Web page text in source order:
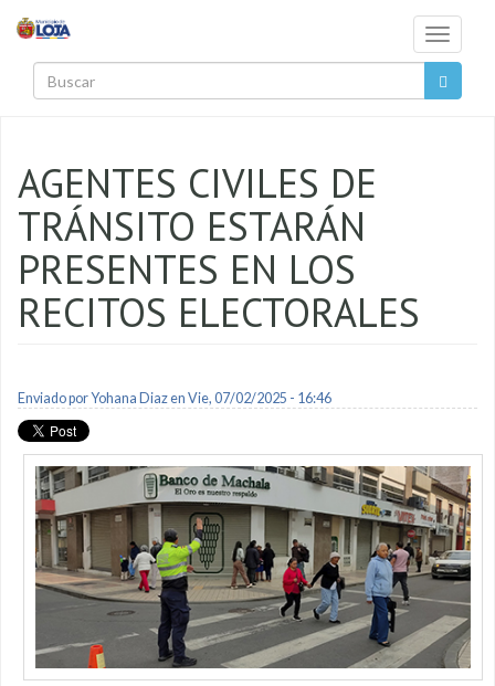
Toggle
AGENTES CIVILES DE
TRÁNSITO ESTARÁN
PRESENTES EN LOS
RECITOS ELECTORALES
Enviado porYohana Diazen Vie, 07/02/2025 - 16:46